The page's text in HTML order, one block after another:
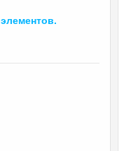
элементов.